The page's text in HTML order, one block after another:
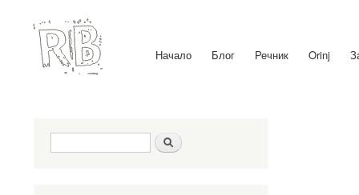
Main menu Начало Блог Речник Orinj
Search form